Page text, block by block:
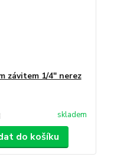
závitem 1/4" nerez
skladem
do košíku